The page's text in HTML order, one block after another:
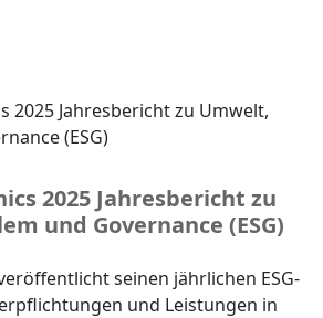
2025 Jahresbericht zu
und Governance (ESG)
seinen jährlichen ESG-
und Leistungen in